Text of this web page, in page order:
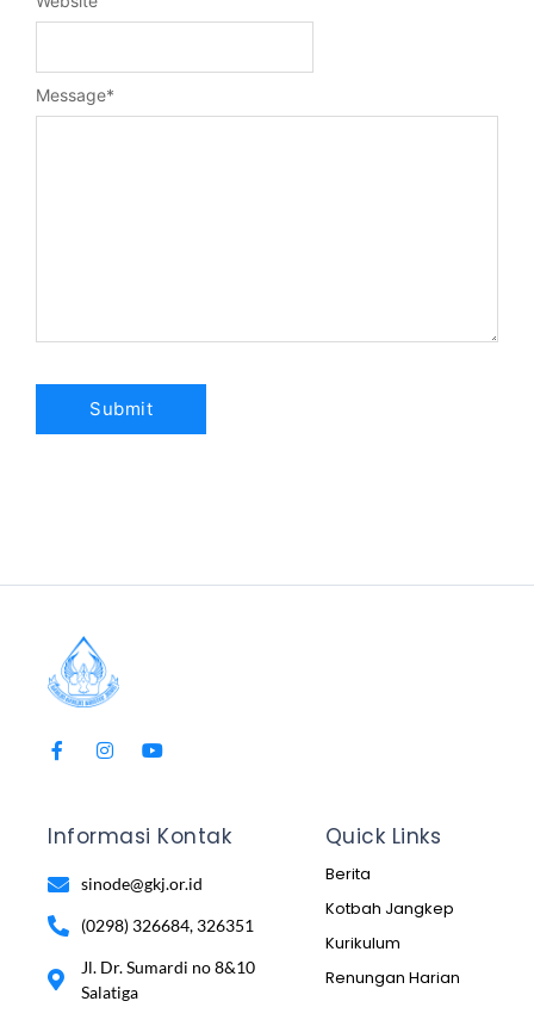
Message*
Informasi Kontak
sinode@gkj.or.id
(0298) 326684, 326351
Jl. Dr. Sumardi no 8&10
Salatiga
Quick Links
Berita
Kotbah Jangkep
Kurikulum
Renungan Harian